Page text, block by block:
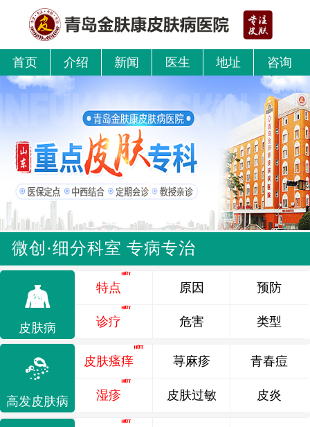
首页 介绍 新闻 医生 地址 咨询
微创·细分科室 专病专治
皮肤病
特点
诊疗
原因
危害
预防
类型
高发皮肤病
皮肤瘙痒
湿疹
荨麻疹
皮肤过敏
青春痘
皮炎